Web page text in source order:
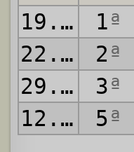
19.08.2007
1ª
22.08.2007
2ª
29.08.2007
3ª
12.09.2007
5ª